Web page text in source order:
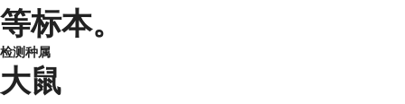
等标本。
检测种属
大鼠